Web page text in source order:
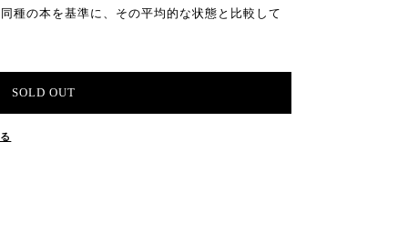
種の本を基準に、その平均的な状態と比較して
SOLD OUT